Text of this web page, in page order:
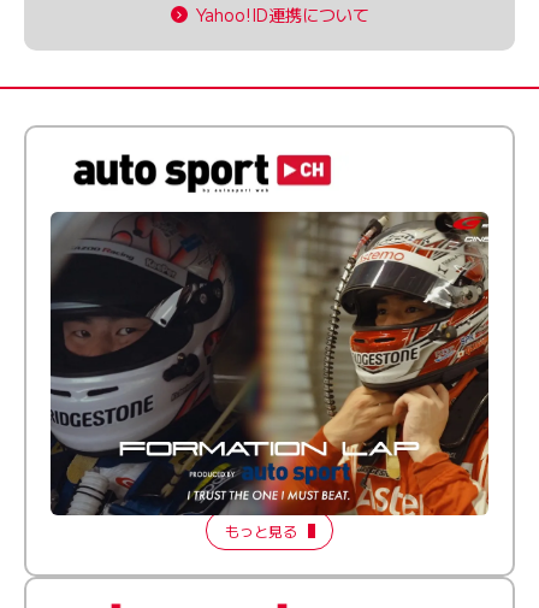
Yahoo!ID連携について
倒す相手を、信じてる。小林利徠斗 × 野村勇斗
【FORMATION LAP Produced by auto sport】
2026 Episode 2
もっと見る